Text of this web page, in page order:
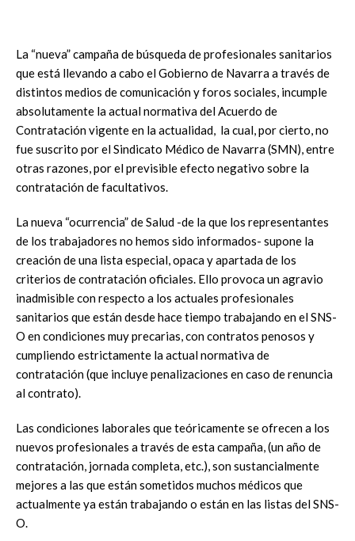
La “nueva” campaña de búsqueda de profesionales sanitarios
que está llevando a cabo el Gobierno de Navarra a través de
distintos medios de comunicación y foros sociales, incumple
absolutamente la actual normativa del Acuerdo de
Contratación vigente en la actualidad, la cual, por cierto, no
fue suscrito por el Sindicato Médico de Navarra (SMN), entre
otras razones, por el previsible efecto negativo sobre la
contratación de facultativos.
La nueva “ocurrencia” de Salud -de la que los representantes
de los trabajadores no hemos sido informados- supone la
creación de una lista especial, opaca y apartada de los
criterios de contratación oficiales. Ello provoca un agravio
inadmisible con respecto a los actuales profesionales
sanitarios que están desde hace tiempo trabajando en el SNS-
O en condiciones muy precarias, con contratos penosos y
cumpliendo estrictamente la actual normativa de
contratación (que incluye penalizaciones en caso de renuncia
al contrato).
Las condiciones laborales que teóricamente se ofrecen a los
nuevos profesionales a través de esta campaña, (un año de
contratación, jornada completa, etc.), son sustancialmente
mejores a las que están sometidos muchos médicos que
actualmente ya están trabajando o están en las listas del SNS-
O.